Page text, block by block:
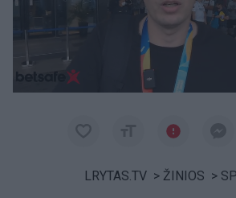
LRYTAS.TV > ŽINIOS >